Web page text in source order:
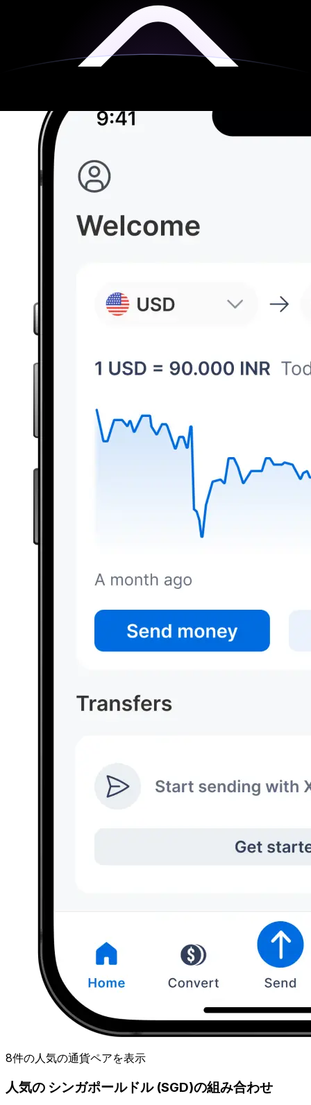
8件の人気の通貨ペアを表示
人気の シンガポールドル (SGD)の組み合わせ